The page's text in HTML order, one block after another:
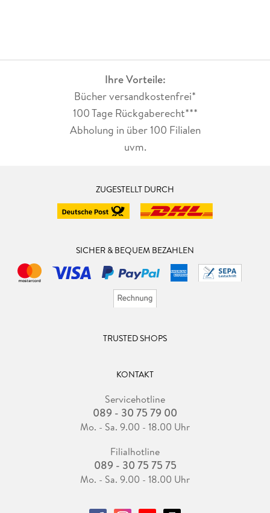
Ihre Vorteile:
Bücher versandkostenfrei*
100 Tage Rückgaberecht***
Abholung in über 100 Filialen
uvm.
ZUGESTELLT DURCH
SICHER & BEQUEM BEZAHLEN
TRUSTED SHOPS
KONTAKT
Servicehotline
089 - 30 75 79 00
Mo. - Sa. 9.00 - 18.00 Uhr
Filialhotline
089 - 30 75 75 75
Mo. - Sa. 9.00 - 18.00 Uhr